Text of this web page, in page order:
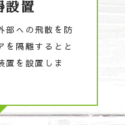
設置
部への飛散を防
を隔離するとと
置を設置しま